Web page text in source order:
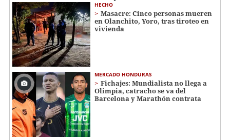
HECHO
Masacre: Cinco personas mueren
en Olanchito, Yoro, tras tiroteo en
vivienda
MERCADO HONDURAS
Fichajes: Mundialista no llega a
Olimpia, catracho se va del
Barcelona y Marathón contrata